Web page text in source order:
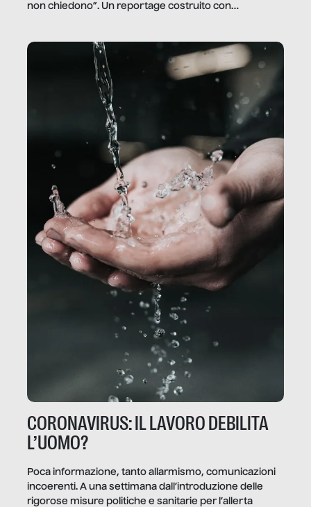
non chiedono”. Un reportage costruito con
CORONAVIRUS: IL LAVORO DEBILITA
L’UOMO?
Poca informazione, tanto allarmismo, comunicazioni
incoerenti. A una settimana dall’introduzione delle
rigorose misure politiche e sanitarie per l’allerta